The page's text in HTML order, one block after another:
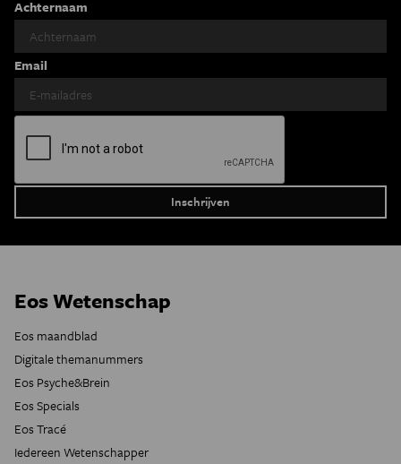
Achternaam
Email
Eos Wetenschap
Eos maandblad
Digitale themanummers
Eos Psyche&Brein
Eos Specials
Eos Tracé
Iedereen Wetenschapper